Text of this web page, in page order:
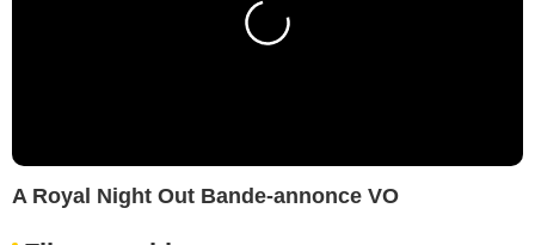
A Royal Night Out Bande-annonce VO